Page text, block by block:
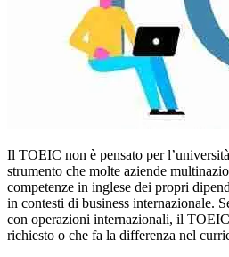
Il TOEIC non è pensato per
strumento che molte aziende
competenze in inglese dei propri
in contesti di business internazionale.
con operazioni internazionali, il
richiesto o che fa la differenza nel